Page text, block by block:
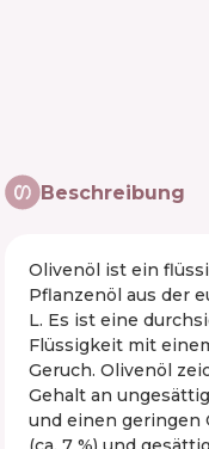
Beschreibung
Olivenöl ist ein
Pflanzenöl aus der
L. Es ist eine
Flüssigkeit mit
Geruch. Olivenöl
Gehalt an
und einen geringen